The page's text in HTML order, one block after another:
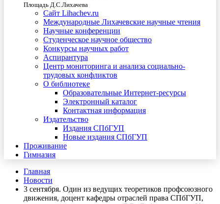
Площадь Д.С.Лихачева
Сайт Lihachev.ru
Международные Лихачевские научные чтения
Научные конференции
Студенческое научное общество
Конкурсы научных работ
Аспирантура
Центр мониторинга и анализа социально-
трудовых конфликтов
О библиотеке
Образовательные Интернет-ресурсы
Электронный каталог
Контактная информация
Издательство
Издания СПбГУП
Новые издания СПбГУП
Проживание
Гимназия
Главная
Новости
3 сентября. Один из ведущих теоретиков профсоюзного
движения, доцент кафедры отраслей права СПбГУП,